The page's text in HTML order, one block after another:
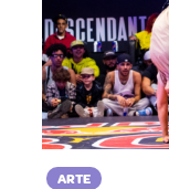
ARTE